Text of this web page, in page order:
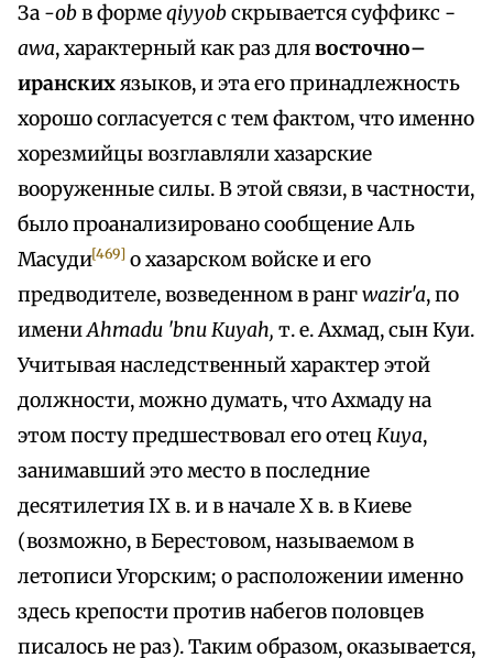
За -obв формеqiyyobскрывается суффикс -
awa, характерный как раз длявосточно–
иранскихязыков, и эта его принадлежность
хорошо согласуется с тем фактом, что именно
хорезмийцы возглавляли хазарские
вооруженные силы. В этой связи, в частности,
было проанализировано сообщение Аль
Масуди[469] о хазарском войске и его
предводителе, возведенном в рангwazir'a, по
имениAhmadu 'bnu Кuуаh, т. е. Ахмад, сын Куи.
Учитывая наследственный характер этой
должности, можно думать, что Ахмаду на
этом посту предшествовал его отец Кuуа,
занимавший это место в последние
десятилетия IX в. и в начале X в. в Киеве
(возможно, в Берестовом, называемом в
летописи Угорским; о расположении именно
здесь крепости против набегов половцев
писалось не раз). Таким образом, оказывается,